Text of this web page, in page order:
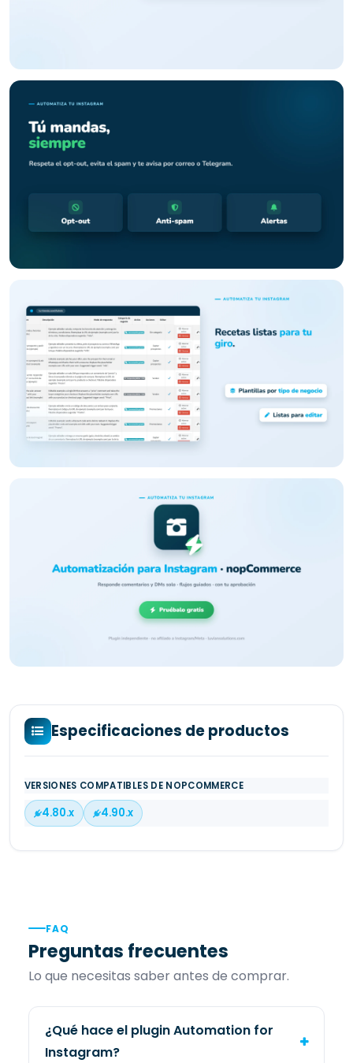
Especificaciones de productos
VERSIONES COMPATIBLES DE NOPCOMMERCE
4.80.x 4.90.x
FAQ
Preguntas frecuentes
Lo que necesitas saber antes de comprar.
¿Qué hace el plugin Automation for
Instagram?